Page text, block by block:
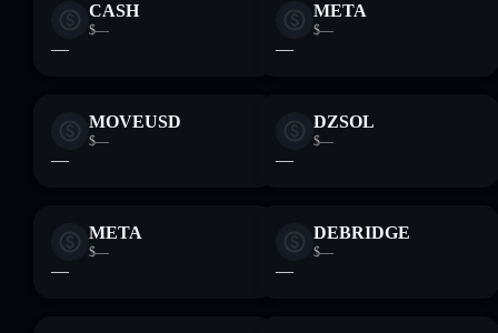
CASH
$—
—
META
$—
—
MOVEUSD
$—
—
DZSOL
$—
—
META
$—
—
DEBRIDGE
$—
—